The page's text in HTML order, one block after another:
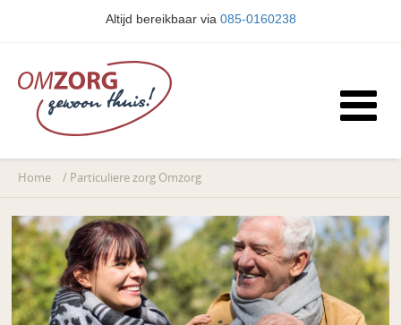
Altijd bereikbaar via 085-0160238
Home / Particuliere zorg Omzorg